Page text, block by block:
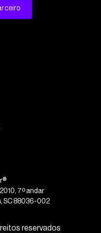
7º andar
SC 88036-002
reservados